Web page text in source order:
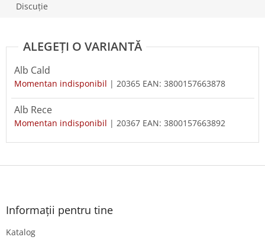
Discuţie
Alb Cald
Momentan indisponibil | 20365 EAN: 3800157663878
Alb Rece
Momentan indisponibil | 20367 EAN: 3800157663892
S
Informații pentru tine
Katalog